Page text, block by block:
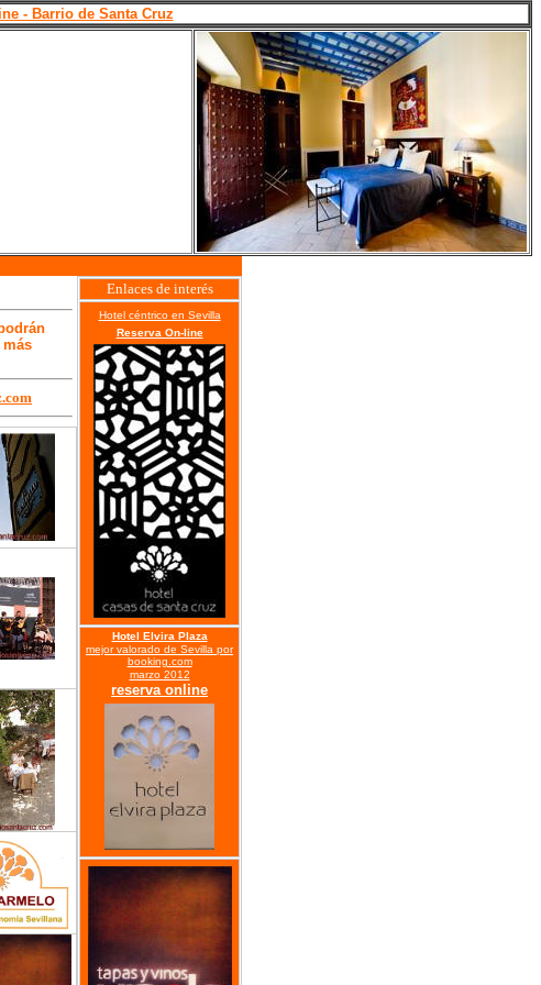
- Barrio de Santa Cruz
Enlaces de interés
Hotel céntrico en Sevilla
Reserva On-line
Hotel Elvira Plaza
mejor valorado de Sevilla por
booking.com
marzo 2012
reserva online